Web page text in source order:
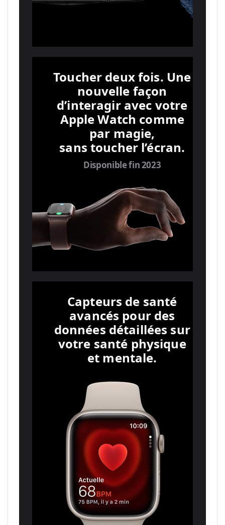
Toucher deux fois. Une
nouvelle façon
d’interagir avec votre
Apple Watch comme
par magie,
sans toucher l’écran.
Disponible fin 2023
Capteurs de santé
avancés pour des
données détaillées sur
votre santé physique
et mentale.